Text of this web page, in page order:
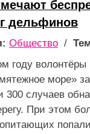
дельфинов
Общество /
году волонтёры
море»
300 случаев
При этом